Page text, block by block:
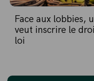
Face aux lobbies,
veut inscrire le
loi